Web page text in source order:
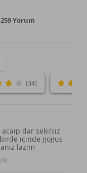
259 Yorum
(34)
dar sekılsız
ıcınde gogus
lazım